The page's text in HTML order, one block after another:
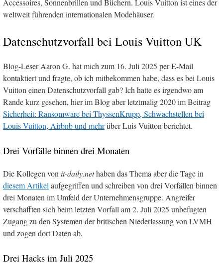
Accessoires, Sonnenbrillen und Büchern. Louis Vuitton ist eines der
weltweit führenden internationalen Modehäuser.
Datenschutzvorfall bei Louis Vuitton UK
Blog-Leser Aaron G. hat mich zum 16. Juli 2025 per E-Mail
kontaktiert und fragte, ob ich mitbekommen habe, dass es bei Louis
Vuitton einen Datenschutzvorfall gab? Ich hatte es irgendwo am
Rande kurz gesehen, hier im Blog aber letztmalig 2020 im Beitrag
Sicherheit: Ransomware bei ThyssenKrupp, Schwachstellen bei
Louis Vuitton, Airbnb und mehrüber Luis Vuitton berichtet.
Drei Vorfälle binnen drei Monaten
Die Kollegen vonit-daily.nethaben das Thema aber die Tage in
diesem Artikelaufgegriffen und schreiben von drei Vorfällen binnen
drei Monaten im Umfeld der Unternehmensgruppe. Angreifer
verschafften sich beim letzten Vorfall am 2. Juli 2025 unbefugten
Zugang zu den Systemen der britischen Niederlassung von LVMH
und zogen dort Daten ab.
Drei Hacks im Juli 2025